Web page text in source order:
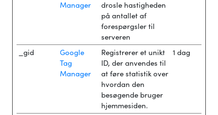
Manager
drosle hastigheden
på antallet af
forespørgsler til
serveren
_gid
Google
Tag
Manager
Registrerer et unikt
ID, der anvendes til
at føre statistik over
hvordan den
besøgende bruger
hjemmesiden.
1 dag